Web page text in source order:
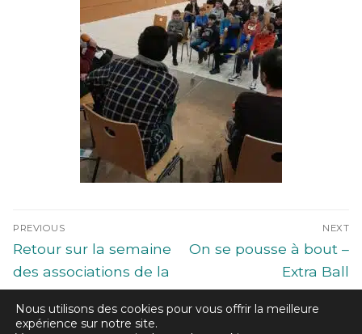
PREVIOUS
Retour sur la semaine
des associations de la
MDL
NEXT
On se pousse à bout –
Extra Ball
Nous utilisons des cookies pour vous offrir la meilleure
expérience sur notre site.